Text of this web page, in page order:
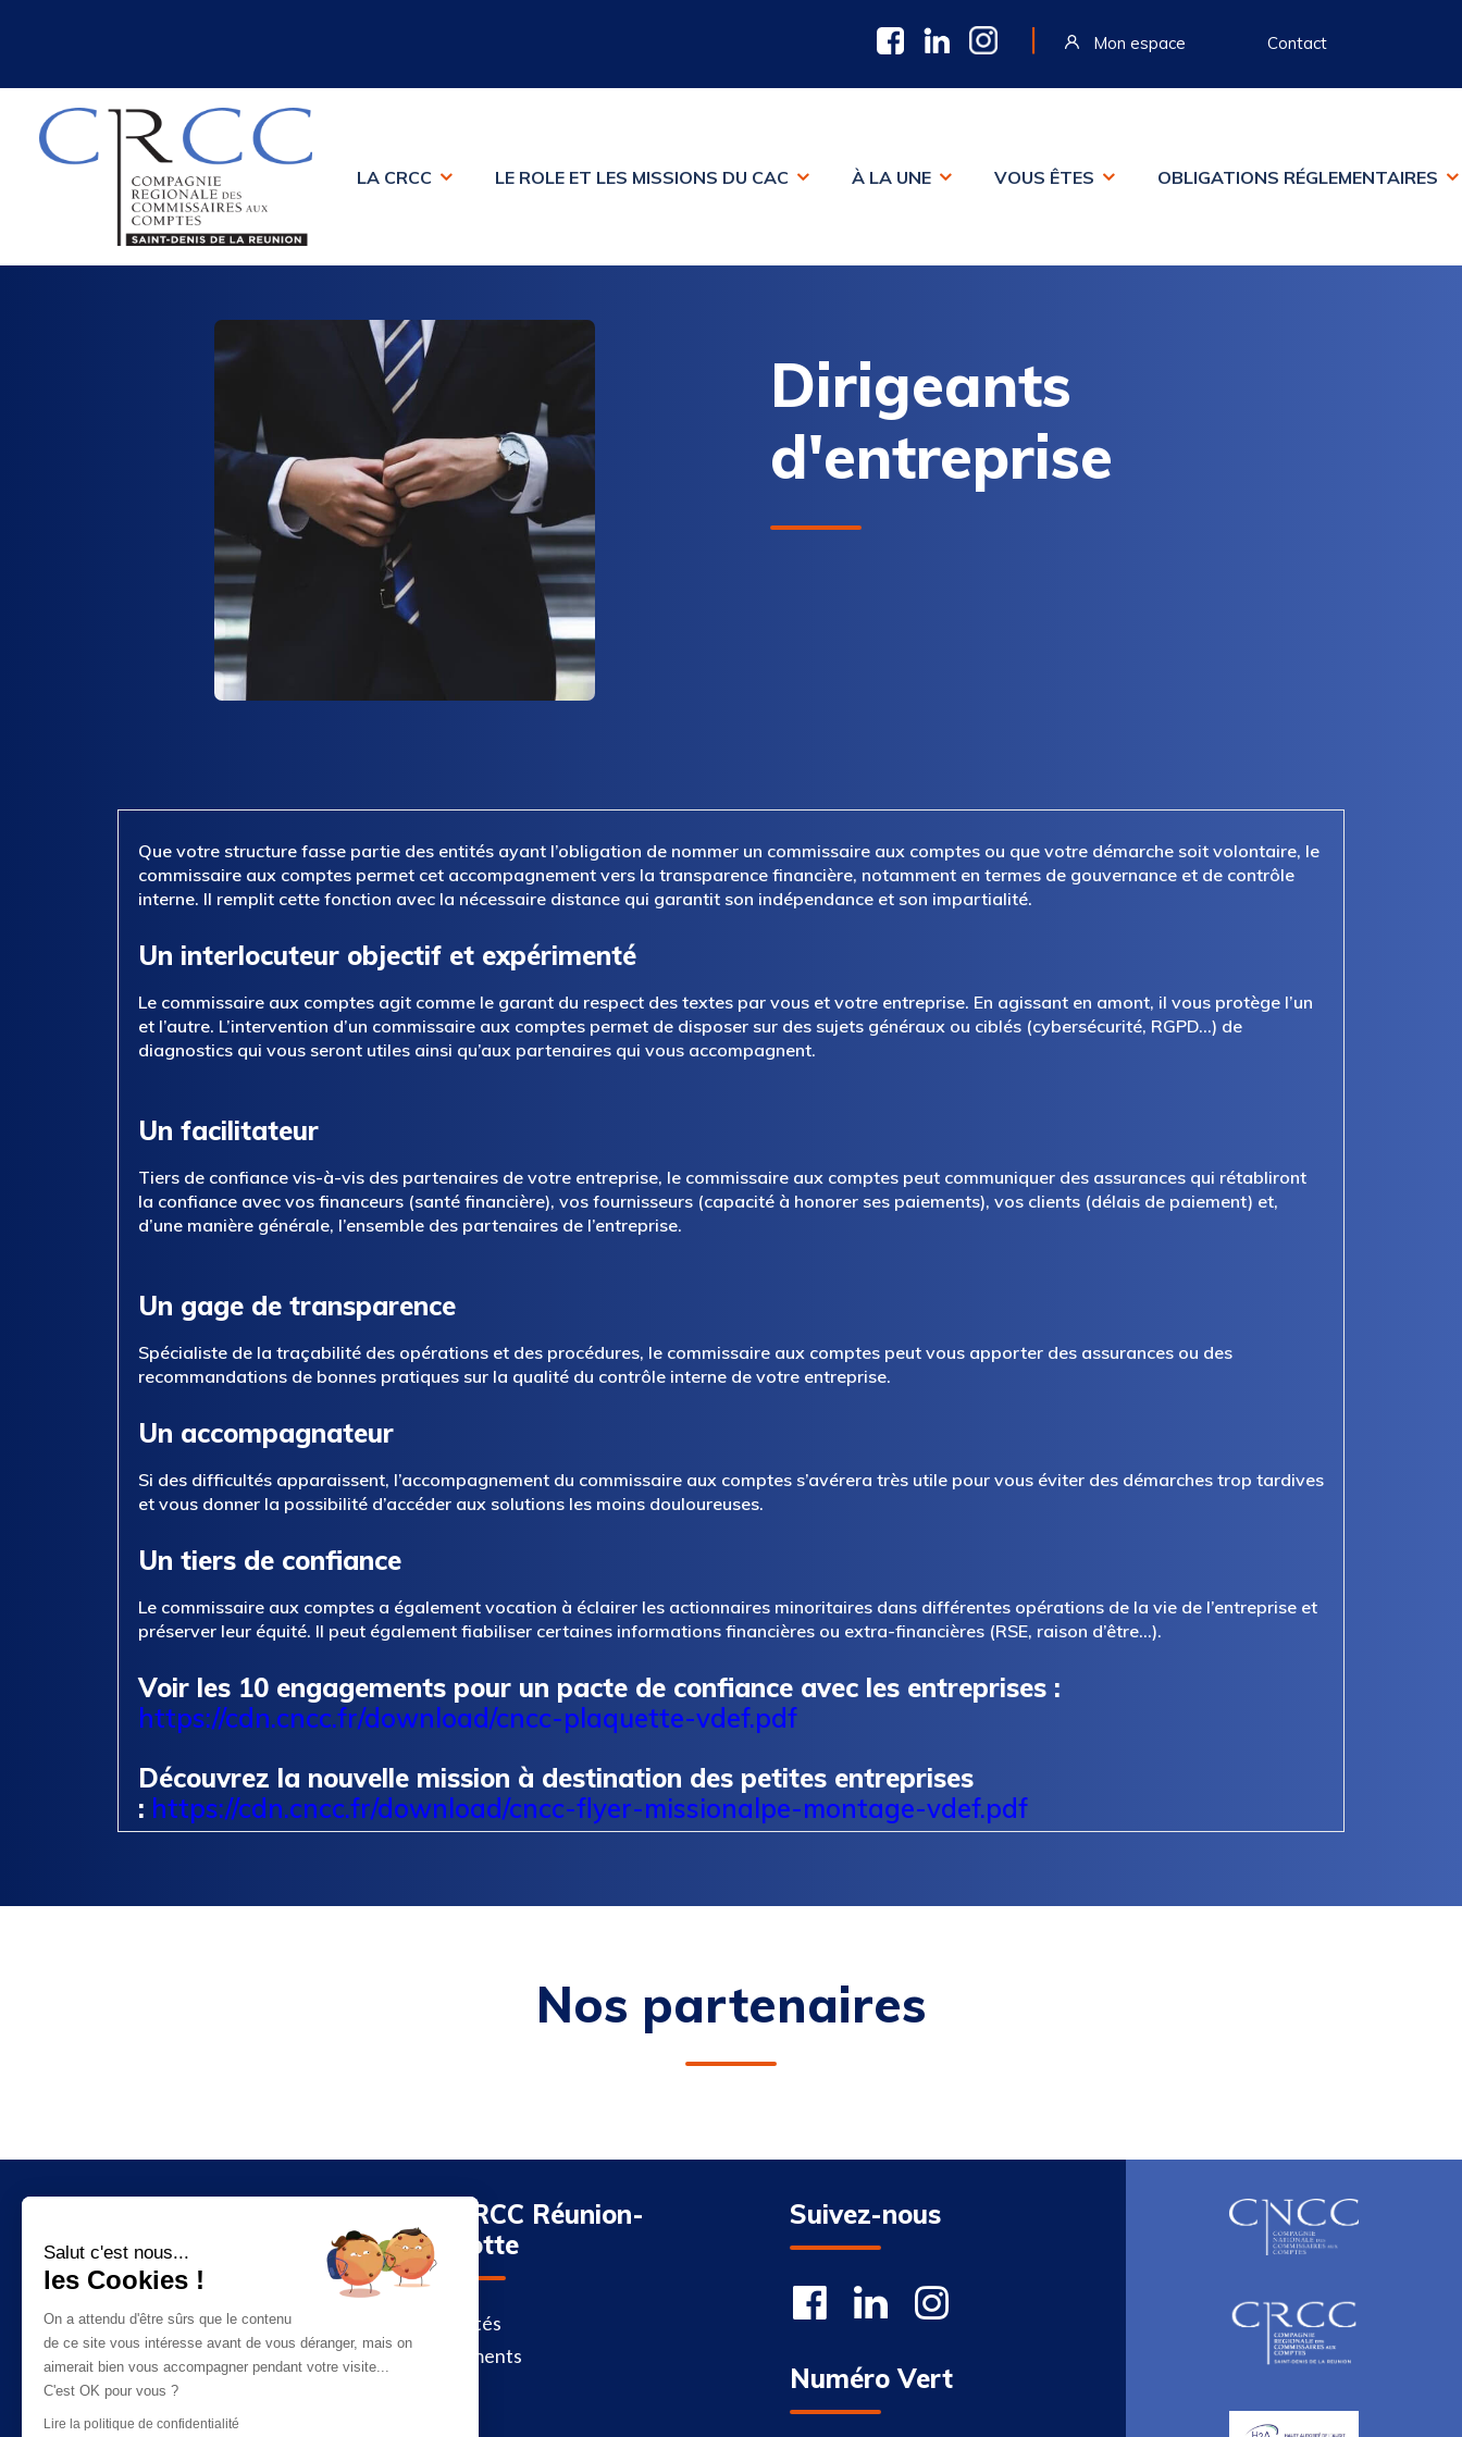
| Mon espace Contact
LA CRCC LE ROLE ET LES MISSIONS DU CAC À LA UNE VOUS ÊTES OBLIGATIONS RÉGLEMENTAIRES
Dirigeants
d'entreprise
Que votre structure fasse partie des entités ayant l’obligation de nommer un commissaire aux comptes ou que votre démarche soit volontaire, le
commissaire aux comptes permet cet accompagnement vers la transparence financière, notamment en termes de gouvernance et de contrôle
interne. Il remplit cette fonction avec la nécessaire distance qui garantit son indépendance et son impartialité.
Un interlocuteur objectif et expérimenté
Le commissaire aux comptes agit comme le garant du respect des textes par vous et votre entreprise. En agissant en amont, il vous protège l’un
et l’autre. L’intervention d’un commissaire aux comptes permet de disposer sur des sujets généraux ou ciblés (cybersécurité, RGPD…) de
diagnostics qui vous seront utiles ainsi qu’aux partenaires qui vous accompagnent.
Un facilitateur
Tiers de confiance vis-à-vis des partenaires de votre entreprise, le commissaire aux comptes peut communiquer des assurances qui rétabliront
la confiance avec vos financeurs (santé financière), vos fournisseurs (capacité à honorer ses paiements), vos clients (délais de paiement) et,
d’une manière générale, l’ensemble des partenaires de l’entreprise.
Un gage de transparence
Spécialiste de la traçabilité des opérations et des procédures, le commissaire aux comptes peut vous apporter des assurances ou des
recommandations de bonnes pratiques sur la qualité du contrôle interne de votre entreprise.
Un accompagnateur
Si des difficultés apparaissent, l’accompagnement du commissaire aux comptes s’avérera très utile pour vous éviter des démarches trop tardives
et vous donner la possibilité d’accéder aux solutions les moins douloureuses.
Un tiers de confiance
Le commissaire aux comptes a également vocation à éclairer les actionnaires minoritaires dans différentes opérations de la vie de l’entreprise et
préserver leur équité. Il peut également fiabiliser certaines informations financières ou extra-financières (RSE, raison d’être…).
Voir les 10 engagements pour un pacte de confiance avec les entreprises :
https://cdn.cncc.fr/download/cncc-plaquette-vdef.pdf
Découvrez la nouvelle mission à destination des petites entreprises
: https://cdn.cncc.fr/download/cncc-flyer-missionalpe-montage-vdef.pdf
Nos partenaires
Qui sommes-nous
L'équipe
Mentions légales
Charte de confidentialité
Politique des cookies
La CRCC Réunion-
Mayotte
Actualités
Évènements
Suivez-nous
Numéro Vert
Salut c'est nous...
les Cookies !
On a attendu d'être sûrs que le contenu
de ce site vous intéresse avant de vous déranger, mais on
aimerait bien vous accompagner pendant votre visite...
C'est OK pour vous ?
Lire la politique de confidentialité